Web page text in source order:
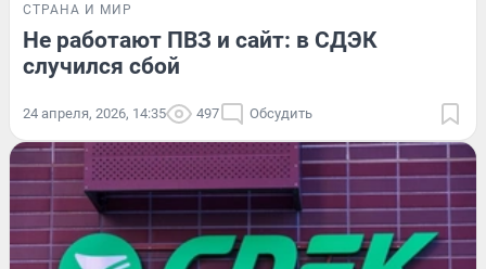
СТРАНА И МИР
Не работают ПВЗ и сайт: в СДЭК
случился сбой
24 апреля, 2026, 14:35 497 Обсудить